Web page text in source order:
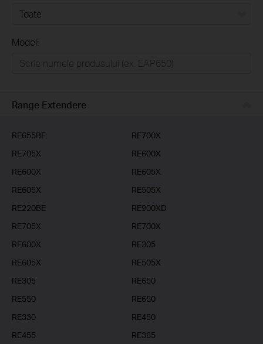
Business
Model:
Range Extendere
RE655BE
RE700X
RE705X
RE600X
RE600X
RE605X
RE605X
RE505X
RE220BE
RE900XD
RE705X
RE700X
RE600X
RE305
RE605X
RE505X
RE305
RE650
RE550
RE650
RE330
RE450
RE455
RE365